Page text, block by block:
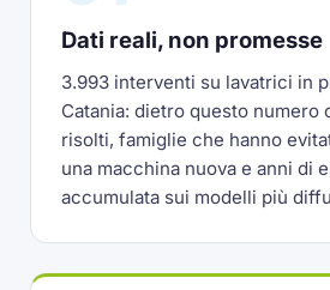
Dati reali, non promesse
3.993 interventi su lavatrici in
Catania: dietro questo numero
risolti, famiglie che hanno
una macchina nuova e anni di
accumulata sui modelli più